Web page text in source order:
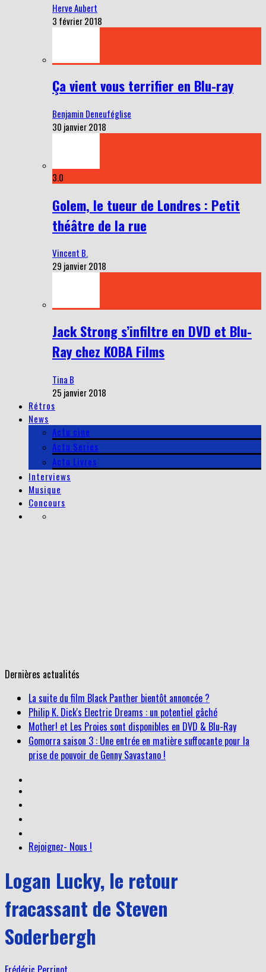
Herve Aubert
3 février 2018
Ça vient vous terrifier en Blu-ray
Benjamin Deneuféglise
30 janvier 2018
3.0
Golem, le tueur de Londres : Petit
théâtre de la rue
Vincent B.
29 janvier 2018
Jack Strong s’infiltre en DVD et Blu-
Ray chez KOBA Films
Tina B
25 janvier 2018
Rétros
News
Actu cine
Actu Series
Actu Livres
Interviews
Musique
Concours
Dernières actualités
La suite du film Black Panther bientôt annoncée ?
Philip K. Dick's Electric Dreams : un potentiel gâché
Mother! et Les Proies sont disponibles en DVD & Blu-Ray
Gomorra saison 3 : Une entrée en matière suffocante pour la
prise de pouvoir de Genny Savastano !
Logan Lucky, le retour
fracassant de Steven
Soderbergh
5 octobre 2017